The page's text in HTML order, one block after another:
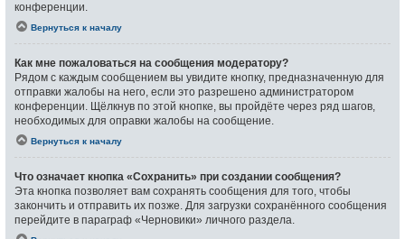
конференции.
Вернуться к началу
Как мне пожаловаться на сообщения модератору?
Рядом с каждым сообщением вы увидите кнопку, предназначенную для
отправки жалобы на него, если это разрешено администратором
конференции. Щёлкнув по этой кнопке, вы пройдёте через ряд шагов,
необходимых для оправки жалобы на сообщение.
Вернуться к началу
Что означает кнопка «Сохранить» при создании сообщения?
Эта кнопка позволяет вам сохранять сообщения для того, чтобы
закончить и отправить их позже. Для загрузки сохранённого сообщения
перейдите в параграф «Черновики» личного раздела.